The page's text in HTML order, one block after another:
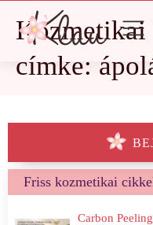
Kozmetikai
címke:
Friss kozmetikai
Carbon